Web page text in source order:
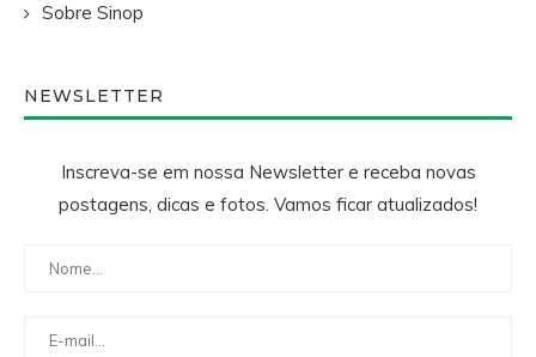
Sobre Sinop
NEWSLETTER
Inscreva-se em nossa Newsletter e receba novas
postagens, dicas e fotos. Vamos ficar atualizados!